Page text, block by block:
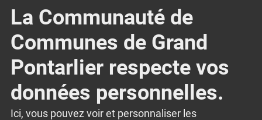
La Communauté de
Communes de Grand
Pontarlier respecte vos
données personnelles.
Ici, vous pouvez voir et personnaliser les
SMS info Grand Pontarlier
Ecouter
Pour vous inscrire au service de SMS info de la
Communauté de Communes du Grand Pontarlier,
veuillez cliquer sur le bouton ci-dessous :
Inscription SMS info